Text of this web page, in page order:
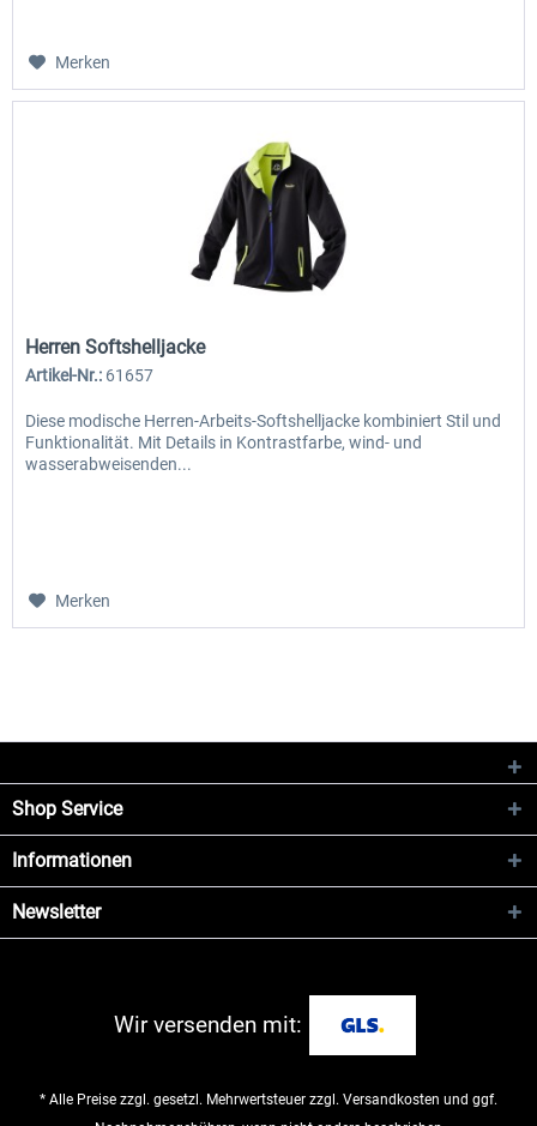
Merken
Herren Softshelljacke
Artikel-Nr.: 61657
Diese modische Herren-Arbeits-Softshelljacke kombiniert Stil und
Funktionalität. Mit Details in Kontrastfarbe, wind- und
wasserabweisenden...
Merken
Shop Service
Informationen
Newsletter
Wir versenden mit:
* Alle Preise zzgl. gesetzl. Mehrwertsteuer zzgl. Versandkosten und ggf.